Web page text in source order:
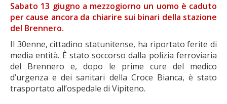
Sabato 13 giugno a mezzogiorno un uomo è caduto
per cause ancora da chiarire sui binari della stazione
del Brennero.
Il 30enne, cittadino statunitense, ha riportato ferite di
media entità. È stato soccorso dalla polizia ferroviaria
del Brennero e, dopo le prime cure del medico
d’urgenza e dei sanitari della Croce Bianca, è stato
trasportato all’ospedale di Vipiteno.